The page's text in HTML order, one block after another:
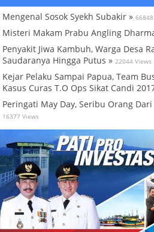
Mengenal Sosok Syekh Subakir »
Misteri Makam Prabu Angling
Penyakit Jiwa Kambuh, Warga Desa
Saudaranya Hingga Putus » 22044 Views
Kejar Pelaku Sampai Papua, Team
Kasus Curas T.O Ops Sikat Candi
Peringati May Day, Seribu Orang Dari
16377 Views